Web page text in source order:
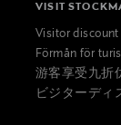
VISIT
Visitor discount
Förmån för
游客享受九折
ビジターディ